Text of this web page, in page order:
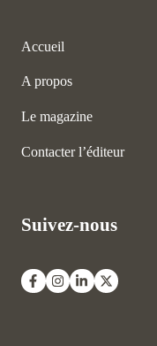
Accueil
A propos
Le magazine
Contacter l’éditeur
Suivez-nous